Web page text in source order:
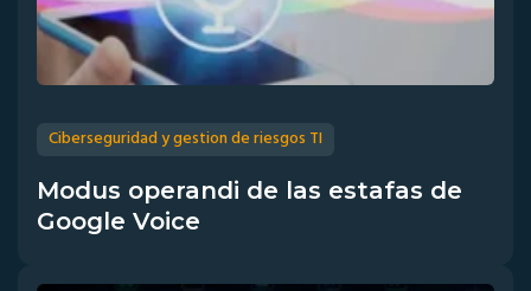
Ciberseguridad y gestion de riesgos TI
Modus operandi de las estafas de
Google Voice